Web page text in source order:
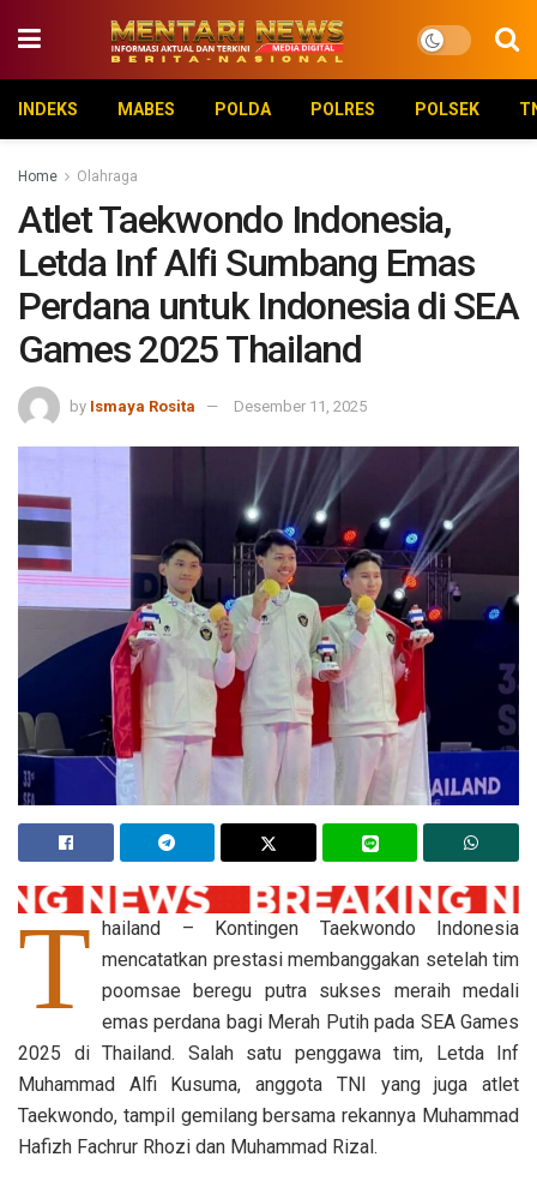
INDEKS MABES POLDA POLRES POLSEK
Home Olahraga
Atlet Taekwondo Indonesia,
Letda Inf Alfi Sumbang Emas
Perdana untuk Indonesia di SEA
Games 2025 Thailand
by Ismaya Rosita Desember 11, 2025
T
hailand – Kontingen Taekwondo Indonesia
mencatatkan prestasi membanggakan setelah tim
poomsae beregu putra sukses meraih medali
emas perdana bagi Merah Putih pada SEA Games
2025 di Thailand. Salah satu penggawa tim, Letda Inf
Muhammad Alfi Kusuma, anggota TNI yang juga atlet
Taekwondo, tampil gemilang bersama rekannya Muhammad
Hafizh Fachrur Rhozi dan Muhammad Rizal.